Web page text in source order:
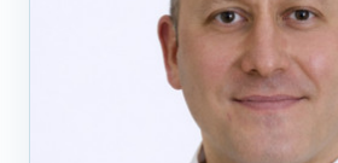
обращении пациента по поводу
проводится консультация, затем
уточнения причины заболевания